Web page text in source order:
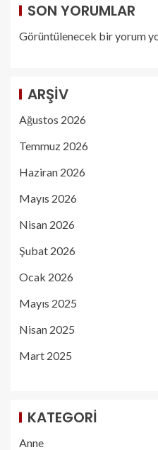
SON YORUMLAR
Görüntülenecek bir yorum
ARŞIV
Ağustos 2026
Temmuz 2026
Haziran 2026
Mayıs 2026
Nisan 2026
Şubat 2026
Ocak 2026
Mayıs 2025
Nisan 2025
Mart 2025
KATEGORI
Anne